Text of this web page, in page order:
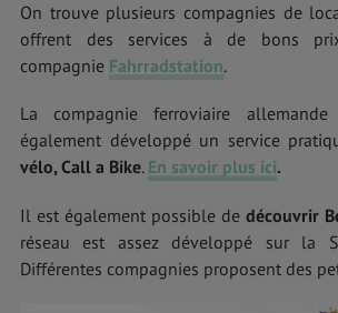
On trouve plusieurs compagnies de
offrent des services à de bons
compagnie Fahrradstation.
La compagnie ferroviaire allemande
également développé un service
vélo, Call a Bike. En savoir plus ici.
Il est également possible de découvrir
réseau est assez développé sur la
Différentes compagnies proposent des